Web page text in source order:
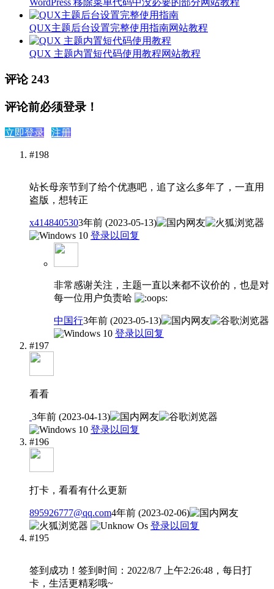
QUX主题后台设置完整使用指南网站教程
QUX 主题内置短代码使用教程网站教程
评论243
评论前必须登录！
立即登录 注册
#198
站长母亲节到了给个优惠吧，追了这么多年了，一直用
盗版，想转正
x4148405303年前 (2023-05-13)
登录以回复
非常感谢关注，主题一直以来都不议价的，也是对
每一位用户负责哈
中国行3年前 (2023-05-13)
登录以回复
#197
看看
3年前 (2023-04-13)
登录以回复
#196
打卡，看看有什么更新
895926777@qq.com4年前 (2023-02-06)
登录以回复
#195
签到成功！签到时间：2022/8/7 上午2:26:48，每日打
卡，生活更精彩哦~